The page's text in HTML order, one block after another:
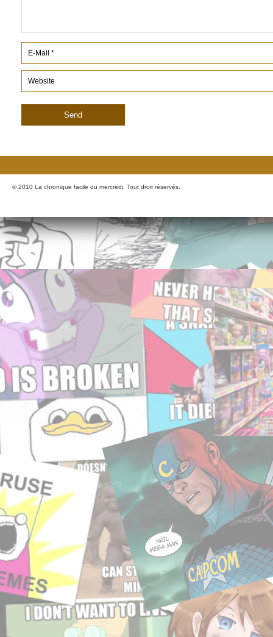
© 2010 La chronique facile du mercredi. Tout droit réservés.